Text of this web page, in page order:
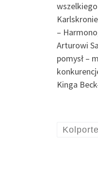
–
Arturowi
pomysł –
Kinga